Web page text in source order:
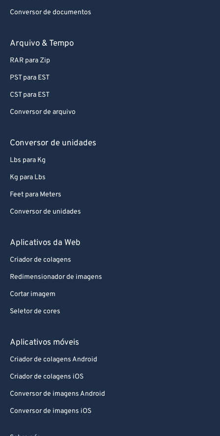
Conversor de documentos
Arquivo & Tempo
RAR para Zip
PST para EST
CST para EST
Conversor de arquivo
Conversor de unidades
Lbs para Kg
Kg para Lbs
Feet para Meters
Conversor de unidades
Aplicativos da Web
Criador de colagens
Redimensionador de imagens
Cortar imagem
Seletor de cores
Aplicativos móveis
Criador de colagens Android
Criador de colagens iOS
Conversor de imagens Android
Conversor de imagens iOS